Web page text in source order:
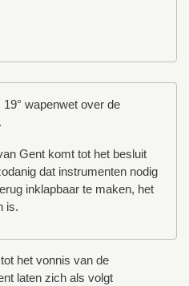
wapenwet over de
Gent komt tot het besluit
dat instrumenten nodig
inklapbaar te maken, het
is.
het vonnis van de
laten zich als volgt